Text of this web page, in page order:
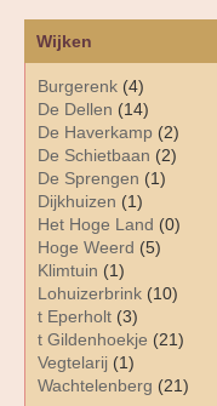
Wijken
Burgerenk (4)
De Dellen (14)
De Haverkamp (2)
De Schietbaan (2)
De Sprengen (1)
Dijkhuizen (1)
Het Hoge Land (0)
Hoge Weerd (5)
Klimtuin (1)
Lohuizerbrink (10)
t Eperholt (3)
t Gildenhoekje (21)
Vegtelarij (1)
Wachtelenberg (21)